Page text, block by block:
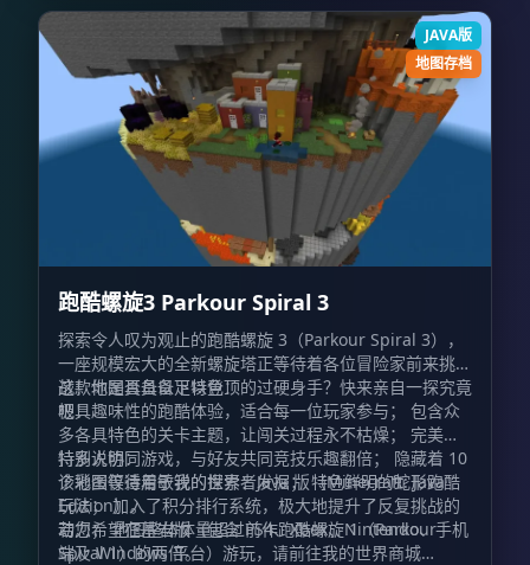
JAVA版
地图存档
跑酷螺旋3 Parkour Spiral 3
探索令人叹为观止的跑酷螺旋 3（Parkour Spiral 3），
一座规模宏大的全新螺旋塔正等待着各位冒险家前来挑
战！你是否具备足以登顶的过硬身手？快来亲自一探究竟
吧！
这款地图具备以下特色：
极具趣味性的跑酷体验，适合每一位玩家参与； 包含众
多各具特色的关卡主题，让闯关过程永不枯燥； 完美支
持多人协同游戏，与好友共同竞技乐趣翻倍； 隐藏着 10
个彩蛋等待着敏锐的探索者发掘； 特色鲜明的蛇形跑酷
玩法； 加入了积分排行系统，极大地提升了反复挑战的
动力； 地图整体体量超过前作跑酷螺旋 1（Parkour
Spiral 1）的两倍。
特别说明：
该地图仅适用于我的世界：Java 版（Minecraft: Java
Edition）。
若您希望在基岩版（包含 PS4、Xbox、Nintendo、手机
端及 Windows 平台）游玩，请前往我的世界商城